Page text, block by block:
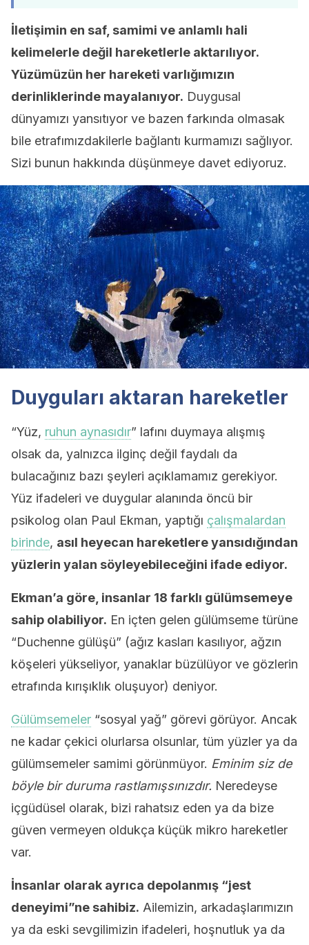
İletişimin en saf, samimi ve anlamlı hali
kelimelerle değil hareketlerle aktarılıyor.
Yüzümüzün her hareketi varlığımızın
derinliklerinde mayalanıyor. Duygusal
dünyamızı yansıtıyor ve bazen farkında olmasak
bile etrafımızdakilerle bağlantı kurmamızı sağlıyor.
Sizi bunun hakkında düşünmeye davet ediyoruz.
Duyguları aktaran hareketler
“Yüz, ruhun aynasıdır” lafını duymaya alışmış
olsak da, yalnızca ilginç değil faydalı da
bulacağınız bazı şeyleri açıklamamız gerekiyor.
Yüz ifadeleri ve duygular alanında öncü bir
psikolog olan Paul Ekman, yaptığı çalışmalardan
birinde, asıl heyecan hareketlere yansıdığından
yüzlerin yalan söyleyebileceğini ifade ediyor.
Ekman’a göre, insanlar 18 farklı gülümsemeye
sahip olabiliyor. En içten gelen gülümseme türüne
“Duchenne gülüşü” (ağız kasları kasılıyor, ağzın
köşeleri yükseliyor, yanaklar büzülüyor ve gözlerin
etrafında kırışıklık oluşuyor) deniyor.
Gülümsemeler “sosyal yağ” görevi görüyor. Ancak
ne kadar çekici olurlarsa olsunlar, tüm yüzler ya da
gülümsemeler samimi görünmüyor. Eminim siz de
böyle bir duruma rastlamışsınızdır. Neredeyse
içgüdüsel olarak, bizi rahatsız eden ya da bize
güven vermeyen oldukça küçük mikro hareketler
var.
İnsanlar olarak ayrıca depolanmış “jest
deneyimi”ne sahibiz. Ailemizin, arkadaşlarımızın
ya da eski sevgilimizin ifadeleri, hoşnutluk ya da